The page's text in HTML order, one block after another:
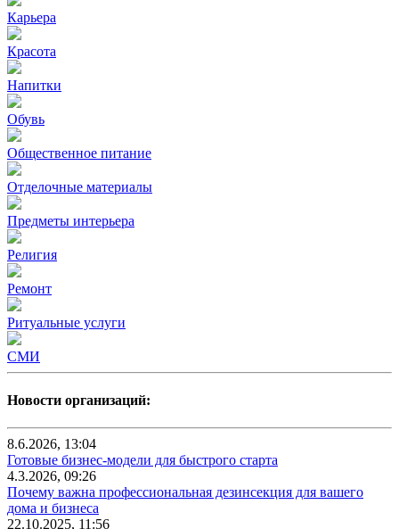
Карьера
Красота
Напитки
Обувь
Общественное питание
Отделочные материалы
Предметы интерьера
Религия
Ремонт
Ритуальные услуги
СМИ
Новости организаций:
8.6.2026, 13:04
Готовые бизнес-модели для быстрого старта
4.3.2026, 09:26
Почему важна профессиональная дезинсекция для вашего
дома и бизнеса
22.10.2025, 11:56